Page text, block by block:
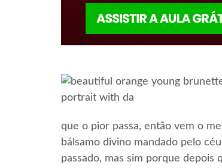
que o pior passa, então vem o
bálsamo divino mandado pelo
passado, mas sim porque